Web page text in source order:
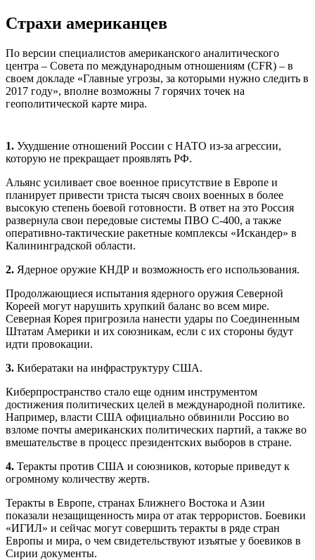
Страхи американцев
По версии специалистов американского аналитического
центра – Совета по международным отношениям (CFR) – в
своем докладе «Главные угрозы, за которыми нужно следить в
2017 году», вполне возможны 7 горячих точек на
геополитической карте мира.
1. Ухудшение отношений России с ­НАТО из-за агрессии,
которую не прекращает проявлять РФ.
Альянс усиливает свое военное присутствие в Европе и
планирует привести триста тысяч своих военных в более
высокую степень боевой готовности. В ответ на это Россия
развернула свои передовые системы ПВО С-400, а также
оперативно-тактические ракетные комплексы «Искандер» в
Калининградской области.
2. Ядерное оружие КНДР и возможность его использования.
Продолжающиеся испытания ядерного оружия Северной
Кореей могут нарушить хрупкий баланс во всем мире.
Северная Корея пригрозила нанести удары по Соединенным
Штатам Америки и их союзникам, если с их стороны будут
идти провокации.
3. Кибератаки на инфраструктуру США.
Киберпространство стало еще одним инструментом
достижения политических целей в международной политике.
Например, власти США официально обвинили Россию во
взломе почты американских политических партий, а также во
вмешательстве в процесс президентских выборов в стране.
4. Теракты против США и союзников, которые приведут к
огромному количеству жертв.
Теракты в Европе, странах Ближнего Востока и Азии
показали незащищенность мира от атак террористов. Боевики
«ИГИЛ» и сейчас могут совершить теракты в ряде стран
Европы и мира, о чем свидетельствуют изъятые у боевиков в
Сирии документы.